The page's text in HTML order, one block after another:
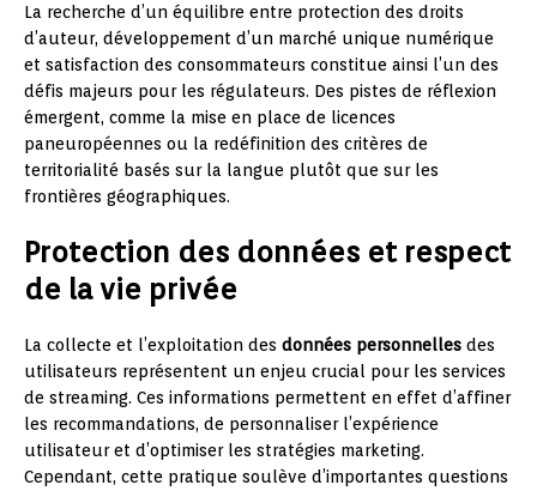
La recherche d’un équilibre entre protection des droits
d’auteur, développement d’un marché unique numérique
et satisfaction des consommateurs constitue ainsi l’un des
défis majeurs pour les régulateurs. Des pistes de réflexion
émergent, comme la mise en place de licences
paneuropéennes ou la redéfinition des critères de
territorialité basés sur la langue plutôt que sur les
frontières géographiques.
Protection des données et respect
de la vie privée
La collecte et l’exploitation des données personnelles des
utilisateurs représentent un enjeu crucial pour les services
de streaming. Ces informations permettent en effet d’affiner
les recommandations, de personnaliser l’expérience
utilisateur et d’optimiser les stratégies marketing.
Cependant, cette pratique soulève d’importantes questions